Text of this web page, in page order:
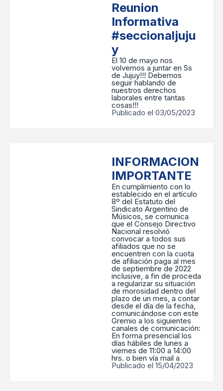
Reunion
Informativa
#seccionaljuju
y
El 10 de mayo nos
volvemos a juntar en Ss
de Jujuy!!! Debemos
seguir hablando de
nuestros derechos
laborales entre tantas
cosas!!!
Publicado el 03/05/2023
INFORMACION
IMPORTANTE
En cumplimiento con lo
establecido en el artículo
8º del Estatuto del
Sindicato Argentino de
Músicos, se comunica
que el Consejo Directivo
Nacional resolvió
convocar a todos sus
afiliados que no se
encuentren con la cuota
de afiliación paga al mes
de septiembre de 2022
inclusive, a fin de proceda
a regularizar su situación
de morosidad dentro del
plazo de un mes, a contar
desde el día de la fecha,
comunicándose con este
Gremio a los siguientes
canales de comunicación:
En forma presencial los
días hábiles de lunes a
viernes de 11:00 a 14:00
hrs. o bien vía mail a
Publicado el 15/04/2023